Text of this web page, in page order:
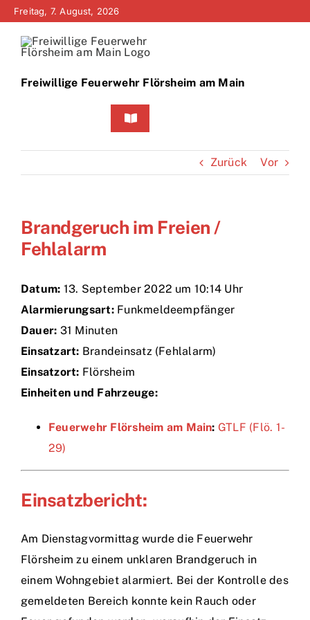
Zum
springen
Freitag, 7. August, 2026
Freiwillige Feuerwehr Flörsheim am Main
Toggle
Home
Bürgerinfo
Technik
Zurück Vor
Brandgeruch im Freien /
Fehlalarm
Datum: 13. September 2022 um 10:14 Uhr
Alarmierungsart:Funkmeldeempfänger
Dauer: 31 Minuten
Einsatzart: Brandeinsatz (Fehlalarm)
Einsatzort: Flörsheim
Einheiten und Fahrzeuge:
Feuerwehr Flörsheim am Main: GTLF (Flö. 1-
29)
Einsatzbericht:
Am Dienstagvormittag wurde die Feuerwehr
Flörsheim zu einem unklaren Brandgeruch in
einem Wohngebiet alarmiert. Bei der Kontrolle des
gemeldeten Bereich konnte kein Rauch oder